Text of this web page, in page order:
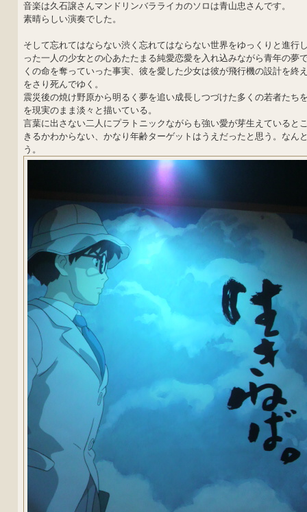
音楽は久石譲さんマンドリンバラライカのソロは青山忠さんです。
素晴らしい演奏でした。
そして忘れてはならない渋く忘れてはならない世界をゆっくりと進行
った一人の少女との心あたたまる純愛恋愛を入れ込みながら青年の夢
くの命を奪っていった事実、彼を愛した少女は彼が飛行機の設計を終
をさり死んでゆく。
震災後の焼け野原から明るく夢を追い成長しつづけた多くの若者たち
を現実のまま淡々と描いている。
言葉に出さない二人にプラトニックながらも強い愛が芽生えていると
きるかわからない、かなり年齢ターゲットはうえだったと思う。なん
う。